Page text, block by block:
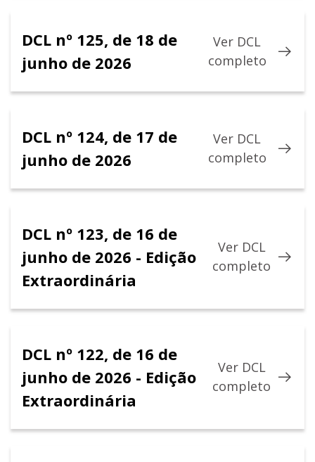
DCL nº 125, de 18 de
junho de 2026
Ver DCL
completo
DCL nº 124, de 17 de
junho de 2026
Ver DCL
completo
DCL nº 123, de 16 de
junho de 2026 - Edição
Extraordinária
Ver DCL
completo
DCL nº 122, de 16 de
junho de 2026 - Edição
Extraordinária
Ver DCL
completo